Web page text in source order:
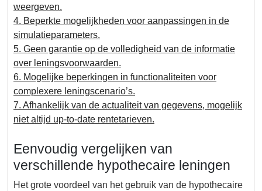
weergeven.
4. Beperkte mogelijkheden voor aanpassingen in de
simulatieparameters.
5. Geen garantie op de volledigheid van de informatie
over leningsvoorwaarden.
6. Mogelijke beperkingen in functionaliteiten voor
complexere leningscenario’s.
7. Afhankelijk van de actualiteit van gegevens, mogelijk
niet altijd up-to-date rentetarieven.
Eenvoudig vergelijken van
verschillende hypothecaire leningen
Het grote voordeel van het gebruik van de hypothecaire